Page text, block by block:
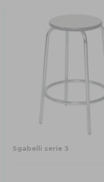
Sgabelli serie 3